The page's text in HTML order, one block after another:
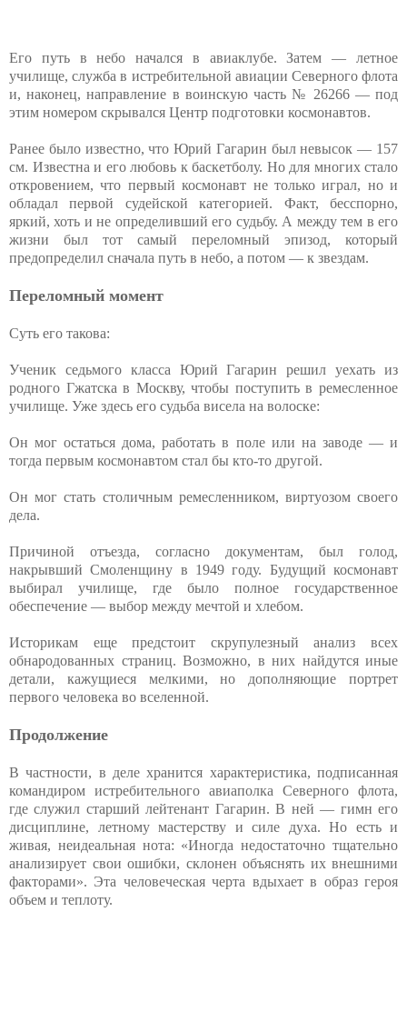
Его путь в небо начался в авиаклубе. Затем — летное
училище, служба в истребительной авиации Северного флота
и, наконец, направление в воинскую часть № 26266 — под
этим номером скрывался Центр подготовки космонавтов.
Ранее было известно, что Юрий Гагарин был невысок — 157
см. Известна и его любовь к баскетболу. Но для многих стало
откровением, что первый космонавт не только играл, но и
обладал первой судейской категорией. Факт, бесспорно,
яркий, хоть и не определивший его судьбу. А между тем в его
жизни был тот самый переломный эпизод, который
предопределил сначала путь в небо, а потом — к звездам.
Переломный момент
Суть его такова:
Ученик седьмого класса Юрий Гагарин решил уехать из
родного Гжатска в Москву, чтобы поступить в ремесленное
училище. Уже здесь его судьба висела на волоске:
Он мог остаться дома, работать в поле или на заводе — и
тогда первым космонавтом стал бы кто-то другой.
Он мог стать столичным ремесленником, виртуозом своего
дела.
Причиной отъезда, согласно документам, был голод,
накрывший Смоленщину в 1949 году. Будущий космонавт
выбирал училище, где было полное государственное
обеспечение — выбор между мечтой и хлебом.
Историкам еще предстоит скрупулезный анализ всех
обнародованных страниц. Возможно, в них найдутся иные
детали, кажущиеся мелкими, но дополняющие портрет
первого человека во вселенной.
Продолжение
В частности, в деле хранится характеристика, подписанная
командиром истребительного авиаполка Северного флота,
где служил старший лейтенант Гагарин. В ней — гимн его
дисциплине, летному мастерству и силе духа. Но есть и
живая, неидеальная нота: «Иногда недостаточно тщательно
анализирует свои ошибки, склонен объяснять их внешними
факторами». Эта человеческая черта вдыхает в образ героя
объем и теплоту.